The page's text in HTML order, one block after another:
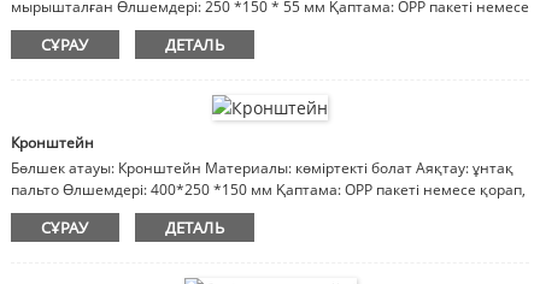
мырышталған Өлшемдері: 250 *150 * 55 мм Қаптама: OPP пакеті немесе
қорап, картон, ағаш қорап Ескертпе: материал, әрлеу, өлшемдер
реттеледі
СҰРАУ ДЕТАЛЬ
Кронштейн
Бөлшек атауы: Кронштейн Материалы: көміртекті болат Аяқтау: ұнтақ
пальто Өлшемдері: 400*250 *150 мм Қаптама: OPP пакеті немесе қорап,
картон, ағаш қорап Ескертпелер: материал, әрлеу, өлшемдер реттеледі
СҰРАУ ДЕТАЛЬ